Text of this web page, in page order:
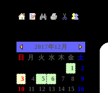
2017年12月
日
月 火 水 木 金 土
1
2
3
4 5 6 7 8
9
10
11 12 13 14 15 16